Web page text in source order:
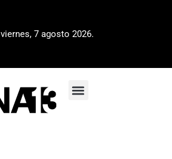
viernes, 7 agosto 2026.